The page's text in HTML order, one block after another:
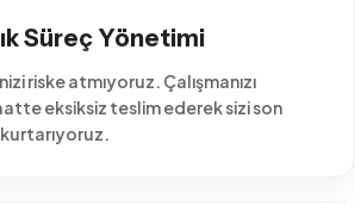
Süreç Yönetimi
riske atmıyoruz. Çalışmanızı
eksiksiz teslim ederek sizi son